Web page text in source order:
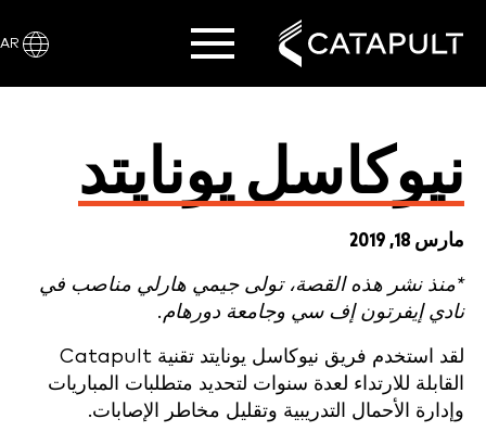
نيوكاسل يونايتد
مارس 18, 2019
*منذ نشر هذه القصة، تولى جيمي هارلي مناصب في
نادي إيفرتون إف سي وجامعة دورهام.
لقد استخدم فريق نيوكاسل يونايتد تقنية Catapult
القابلة للارتداء لعدة سنوات لتحديد متطلبات المباريات
وإدارة الأحمال التدريبية وتقليل مخاطر الإصابات.